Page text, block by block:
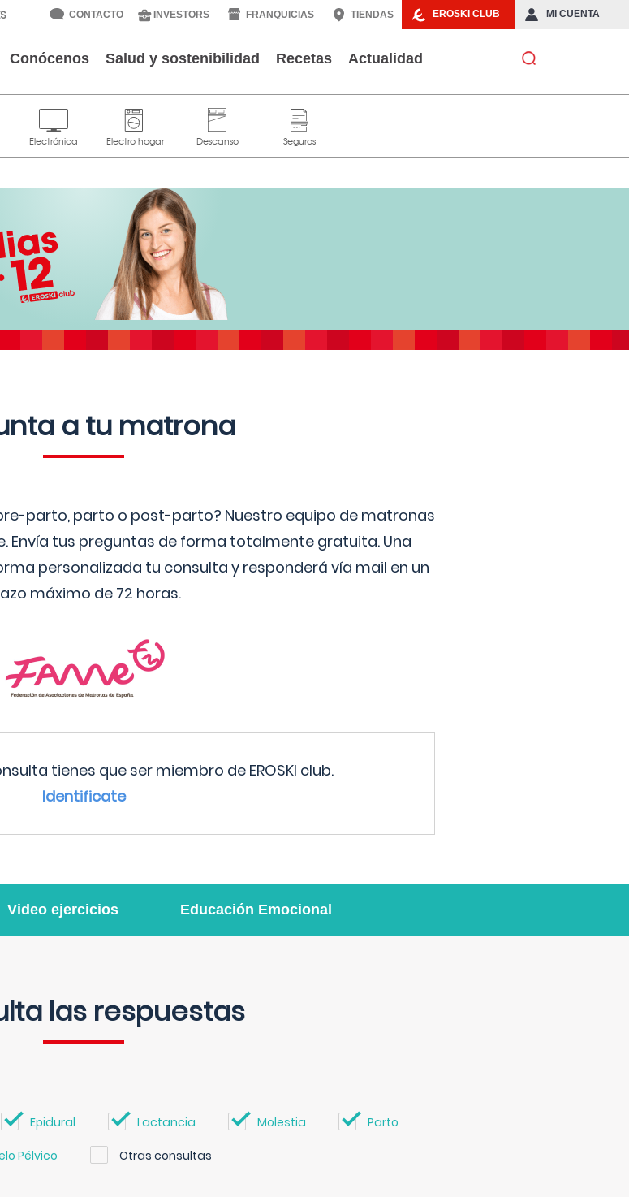
EROSKI CLUB MI CUENTA
CONTACTO INVESTORS FRANQUICIAS TIENDAS
Conócenos Salud y sostenibilidad Recetas Actualidad
a tu matrona
parto, parto o post-parto? Nuestro equipo de matronas
Envía tus preguntas de forma totalmente gratuita. Una
personalizada tu consulta y responderá vía mail en un
máximo de 72 horas.
tienes que ser miembro de EROSKI club.
Identificate
Video ejercicios Educación Emocional
las respuestas
Epidural Lactancia Molestia Parto
Pélvico Otras consultas